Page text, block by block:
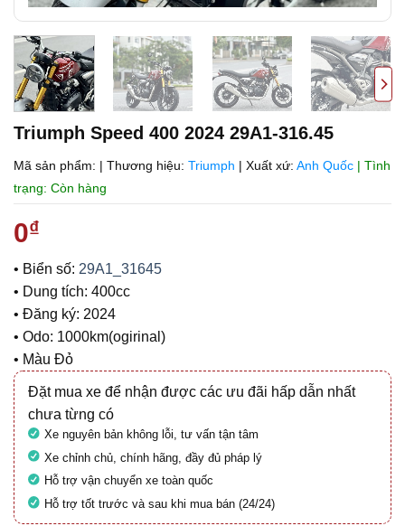
Triumph Speed 400 2024 29A1-316.45
Mã sản phẩm: | Thương hiệu: Triumph | Xuất xứ: Anh Quốc | Tình
trạng: Còn hàng
0₫
• Biển số: 29A1_31645
• Dung tích: 400cc
• Đăng ký: 2024
• Odo: 1000km(ogirinal)
• Màu Đỏ
Đặt mua xe để nhận được các ưu đãi hấp dẫn nhất
chưa từng có
Xe nguyên bản không lỗi, tư vấn tận tâm
Xe chỉnh chủ, chính hãng, đầy đủ pháp lý
Hỗ trợ vận chuyển xe toàn quốc
Hỗ trợ tốt trước và sau khi mua bán (24/24)